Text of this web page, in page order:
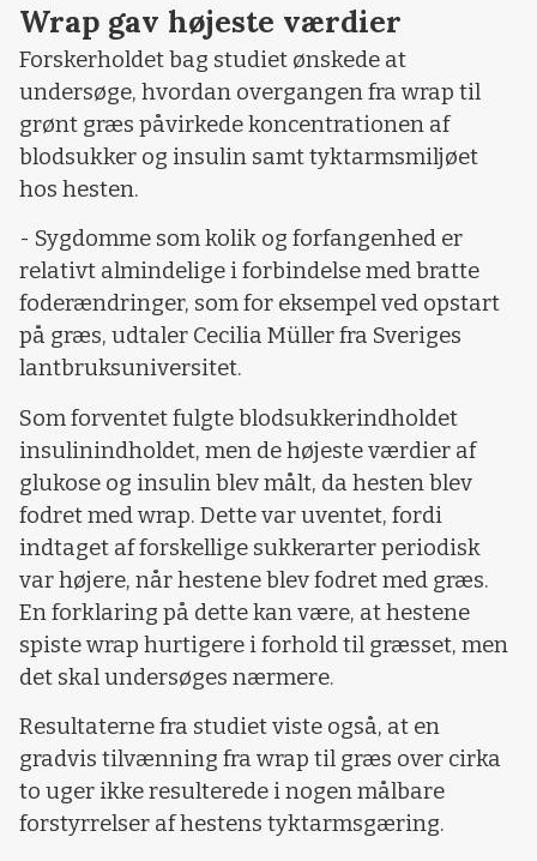
Wrap gav højeste værdier
Forskerholdet bag studiet ønskede at
undersøge, hvordan overgangen fra wrap til
grønt græs påvirkede koncentrationen af
blodsukker og insulin samt tyktarmsmiljøet
hos hesten.
- Sygdomme som kolik og forfangenhed er
relativt almindelige i forbindelse med bratte
foderændringer, som for eksempel ved opstart
på græs, udtaler Cecilia Müller fra Sveriges
lantbruksuniversitet.
Som forventet fulgte blodsukkerindholdet
insulinindholdet, men de højeste værdier af
glukose og insulin blev målt, da hesten blev
fodret med wrap. Dette var uventet, fordi
indtaget af forskellige sukkerarter periodisk
var højere, når hestene blev fodret med græs.
En forklaring på dette kan være, at hestene
spiste wrap hurtigere i forhold til græsset, men
det skal undersøges nærmere.
Resultaterne fra studiet viste også, at en
gradvis tilvænning fra wrap til græs over cirka
to uger ikke resulterede i nogen målbare
forstyrrelser af hestens tyktarmsgæring.